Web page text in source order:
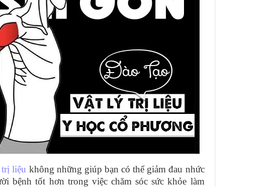
liệu không những giúp bạn có thể giảm đau nhức
bệnh tốt hơn trong việc chăm sóc sức khỏe làm